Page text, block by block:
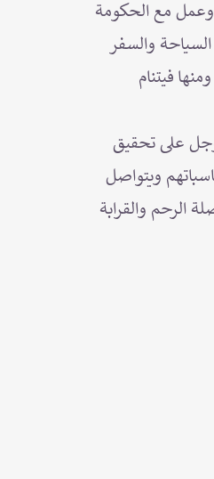
وعمل مع الحكومة
والسفر
فيتنام
وجل على تحقيق
ويتواصل
الرحم والقرابة